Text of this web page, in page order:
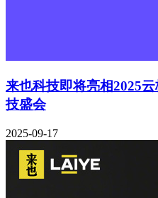
来也科技即将亮相2025
技盛会
2025-09-17